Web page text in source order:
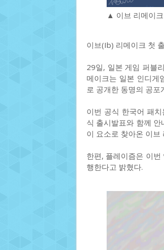
▲ 이브 리메이
이브(Ib) 리메이크 첫
29일, 일본 게임 퍼블
메이크는 일본 인디게
로 공개한 동명의 공포
이번 공식 한국어 패
식 출시발표와 함께
이 요소로 찾아온 이브
한편, 플레이즘은 이번
행한다고 밝혔다.